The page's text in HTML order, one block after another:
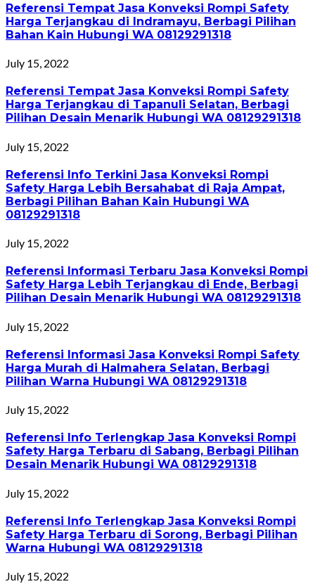
Referensi Tempat Jasa Konveksi Rompi Safety
Harga Terjangkau di Indramayu, Berbagi Pilihan
Bahan Kain Hubungi WA 08129291318
July 15, 2022
Referensi Tempat Jasa Konveksi Rompi Safety
Harga Terjangkau di Tapanuli Selatan, Berbagi
Pilihan Desain Menarik Hubungi WA 08129291318
July 15, 2022
Referensi Info Terkini Jasa Konveksi Rompi
Safety Harga Lebih Bersahabat di Raja Ampat,
Berbagi Pilihan Bahan Kain Hubungi WA
08129291318
July 15, 2022
Referensi Informasi Terbaru Jasa Konveksi Rompi
Safety Harga Lebih Terjangkau di Ende, Berbagi
Pilihan Desain Menarik Hubungi WA 08129291318
July 15, 2022
Referensi Informasi Jasa Konveksi Rompi Safety
Harga Murah di Halmahera Selatan, Berbagi
Pilihan Warna Hubungi WA 08129291318
July 15, 2022
Referensi Info Terlengkap Jasa Konveksi Rompi
Safety Harga Terbaru di Sabang, Berbagi Pilihan
Desain Menarik Hubungi WA 08129291318
July 15, 2022
Referensi Info Terlengkap Jasa Konveksi Rompi
Safety Harga Terbaru di Sorong, Berbagi Pilihan
Warna Hubungi WA 08129291318
July 15, 2022